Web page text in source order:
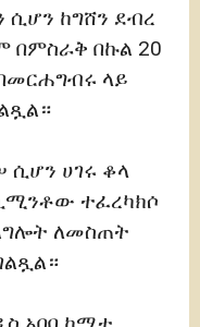
ከግሸን ደብረ
በምስራቅ በኩል 20
ላይ
ሲሆን ሀገሩ ቆላ
ተፈረካክሶ
ለመስጠት